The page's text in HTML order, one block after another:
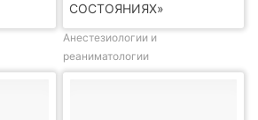
СОСТОЯНИЯХ»
Анестезиологии и
реаниматологии